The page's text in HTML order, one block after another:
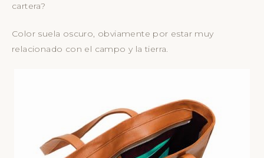
cartera?
Color suela oscuro, obviamente por estar muy
relacionado con el campo y la tierra.